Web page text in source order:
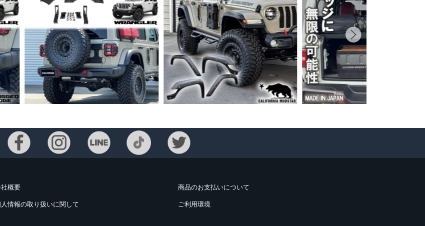
概要 商品のお支払いについて
情報の取り扱いに関して ご利用環境